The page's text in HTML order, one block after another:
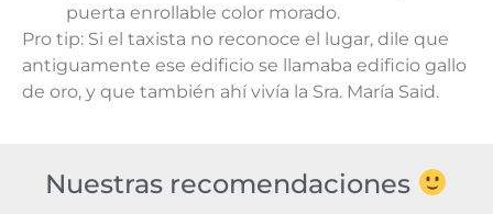
puerta enrollable color morado.
Pro tip: Si el taxista no reconoce el lugar, dile que
antiguamente ese edificio se llamaba edificio gallo
de oro, y que también ahí vivía la Sra. María Said.
Nuestras recomendaciones